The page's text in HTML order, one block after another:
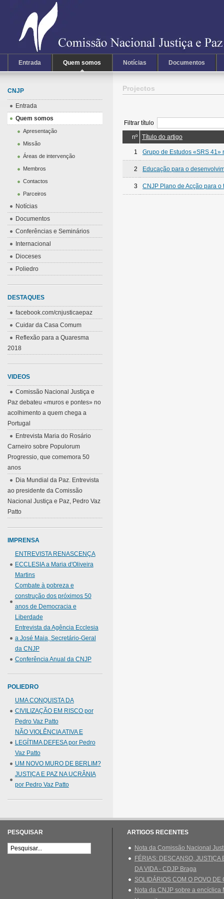
Entrada Quem somos Notícias Documentos
Projectos
Filtrar título
nº
Título do artigo
1 Grupo de Estudos «SRS
2 Educação para o
3 CNJP Plano de Acção para
CNJP
Entrada
Quem somos
Apresentação
Missão
Áreas de intervenção
Membros
Contactos
Parceiros
Notícias
Documentos
Conferências e Seminários
Internacional
Dioceses
Poliedro
DESTAQUES
facebook.com/cnjusticaepaz
Cuidar da Casa Comum
Reflexão para a Quaresma
2018
VIDEOS
Comissão Nacional Justiça e
Paz debateu «muros e pontes» no
acolhimento a quem chega a
Portugal
Entrevista Maria do Rosário
Carneiro sobre Populorum
Progressio, que comemora 50
anos
Dia Mundial da Paz. Entrevista
ao presidente da Comissão
Nacional Justiça e Paz, Pedro Vaz
Patto
IMPRENSA
ENTREVISTA RENASCENÇA
ECCLESIA a Maria d'Oliveira
Martins
Combate à pobreza e
construção dos próximos 50
anos de Democracia e
Liberdade
Entrevista da Agência Ecclesia
a José Maia, Secretário-Geral
da CNJP
Conferência Anual da CNJP
POLIEDRO
UMA CONQUISTA DA
CIVILIZAÇÃO EM RISCO por
Pedro Vaz Patto
NÃO VIOLÊNCIA ATIVA E
LEGÍTIMA DEFESA por Pedro
Vaz Patto
UM NOVO MURO DE BERLIM?
JUSTIÇA E PAZ NA UCRÂNIA
por Pedro Vaz Patto
PESQUISAR ARTIGOS RECENTES
Nota da Comissão Nacional
FÉRIAS: DESCANSO, JUSTIÇA
DA VIDA - CDJP Braga
SOLIDÁRIOS COM O POVO DE
Nota da CNJP sobre a encíclica